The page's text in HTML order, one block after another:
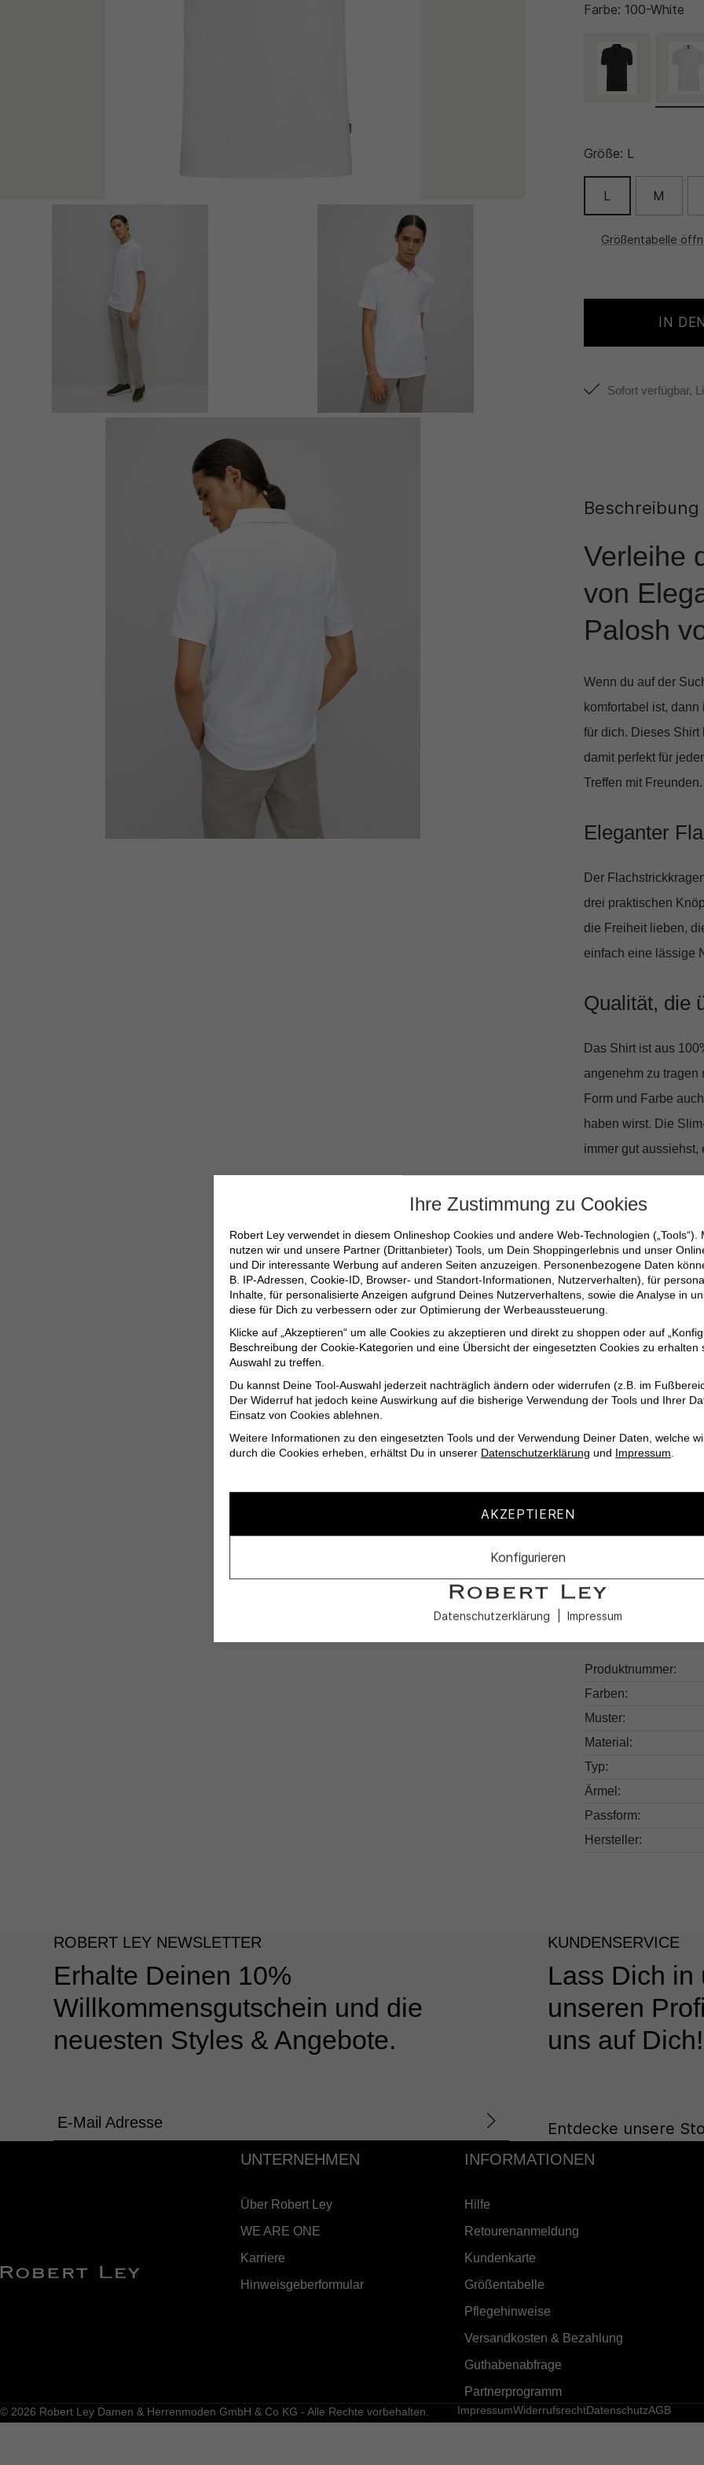
Farbe: 100-White
Größe: L
L M
Größentabelle
IN
Sofort verfügbar,
Beschreibung
Verleihe
von
Palosh
Wenn du auf der
komfortabel ist, dann
für dich. Dieses Shirt
damit perfekt für
Treffen mit Freunden.
Eleganter
Der
drei praktischen
die Freiheit lieben,
einfach eine lässige
Qualität, die
Das Shirt ist aus
angenehm zu tragen
Form und Farbe
haben wirst. Die
immer gut aussiehst,
Zeitloses
Das unifarbene
Garderobe. Es lässt
somit ideal für den
Eleganter
Atmungsaktive
Hochwertige
Slim-Fit für eine
Verpasse nicht die
Produktnummer:
Farben:
Muster:
Material:
Typ:
Ärmel:
Passform:
Hersteller:
ROBERT LEY NEWSLETTER
Erhalte Deinen 10%
Willkommensgutschein und die
neuesten Styles & Angebote.
E-Mail Adresse
KUNDENSERVICE
Lass Dich in
unseren
uns auf Dich!
Entdecke unsere
UNTERNEHMEN
Über Robert Ley
WE ARE ONE
Karriere
Hinweisgeberformular
INFORMATIONEN
Hilfe
Retourenanmeldung
Kundenkarte
Größentabelle
Pflegehinweise
Versandkosten & Bezahlung
Guthabenabfrage
Partnerprogramm
© 2026 Robert Ley Damen & Herrenmoden GmbH & Co KG - Alle Rechte vorbehalten. ImpressumWiderrufsrechtDatenschutzAGB
Ihre Zustimmung zu Cookies
Robert Ley verwendet in diesem Onlineshop Cookies und andere Web-Technologien („Tools“).
nutzen wir und unsere Partner (Drittanbieter) Tools, um Dein Shoppingerlebnis und unser
und Dir interessante Werbung auf anderen Seiten anzuzeigen. Personenbezogene Daten
B. IP-Adressen, Cookie-ID, Browser- und Standort-Informationen, Nutzerverhalten), für
Inhalte, für personalisierte Anzeigen aufgrund Deines Nutzerverhaltens, sowie die Analyse in
diese für Dich zu verbessern oder zur Optimierung der Werbeaussteuerung.
Klicke auf „Akzeptieren“ um alle Cookies zu akzeptieren und direkt zu shoppen oder auf
Beschreibung der Cookie-Kategorien und eine Übersicht der eingesetzten Cookies zu erhalten
Auswahl zu treffen.
Du kannst Deine Tool-Auswahl jederzeit nachträglich ändern oder widerrufen (z.B. im
Der Widerruf hat jedoch keine Auswirkung auf die bisherige Verwendung der Tools und Ihrer
Einsatz von Cookies ablehnen.
Weitere Informationen zu den eingesetzten Tools und der Verwendung Deiner Daten, welche
durch die Cookies erheben, erhältst Du in unserer Datenschutzerklärung und Impressum.
AKZEPTIEREN
Konfigurieren
Datenschutzerklärung Impressum